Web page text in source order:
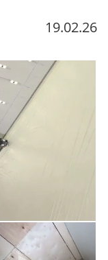
19.02.26